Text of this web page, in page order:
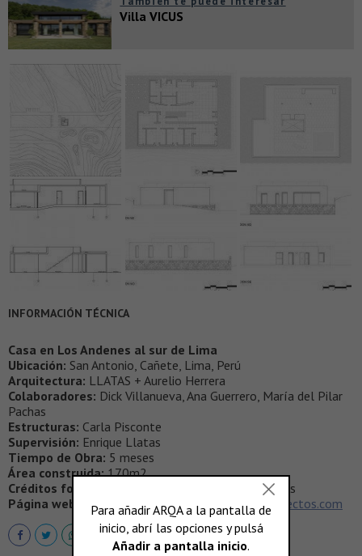
Villa VICUS
INFORMACIÓN TÉCNICA
Casa en Los Andenes al sur de Lima
Ubicación: San Antonio, Cañete, Lima, Perú
Arquitectura: LLATAS + Aurelio Herrera
Colaboradores: Dick Villanueva, Ana Guerrero, María del Pilar
Pachas
Estructuras: Carla Pisconte
Supervisión: Enrique Llatas
Tiempo de Obra: 5 meses
Área construida:170m2
Créditos fotográficos:
Lolo Lamas + Enrique Llatas
Página web:
www.llatas.com- www.herrera-arquitectos.com